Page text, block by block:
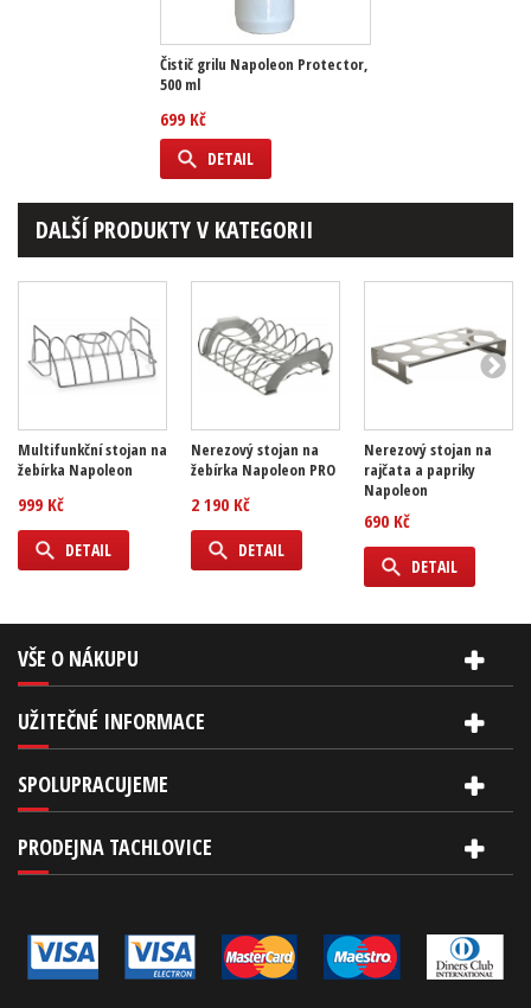
Čistič grilu Napoleon Protector,
500 ml
699 Kč
DETAIL
DALŠÍ PRODUKTY V KATEGORII
Multifunkční stojan na
žebírka Napoleon
999 Kč
DETAIL
Nerezový stojan na
žebírka Napoleon PRO
2 190 Kč
DETAIL
Nerezový stojan na
rajčata a papriky
Napoleon
690 Kč
DETAIL
VŠE O NÁKUPU
UŽITEČNÉ INFORMACE
SPOLUPRACUJEME
PRODEJNA TACHLOVICE